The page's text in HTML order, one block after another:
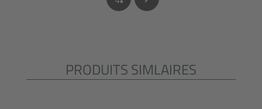
Ignorer la galerie de produits
PRODUITS SIMLAIRES